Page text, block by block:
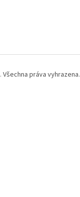
. Všechna práva vyhrazena.